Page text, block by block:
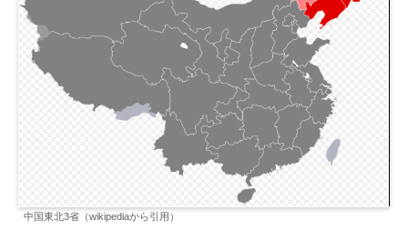
中国東北3省（wikipediaから引用）